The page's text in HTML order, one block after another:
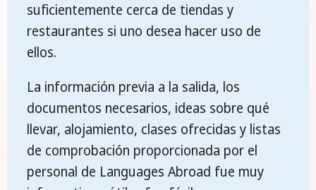
suficientemente cerca de tiendas y
restaurantes si uno desea hacer uso de
ellos.
La información previa a la salida, los
documentos necesarios, ideas sobre qué
llevar, alojamiento, clases ofrecidas y listas
de comprobación proporcionada por el
personal de Languages Abroad fue muy